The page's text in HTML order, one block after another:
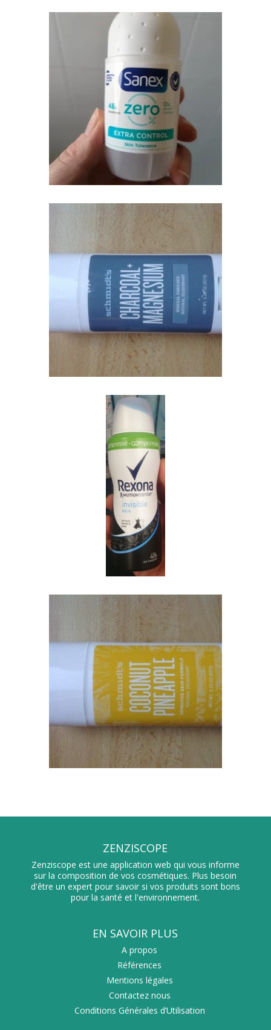
ZENZISCOPE
Zenziscope est une application web qui vous informe
sur la composition de vos cosmétiques. Plus besoin
d'être un expert pour savoir si vos produits sont bons
pour la santé et l'environnement.
EN SAVOIR PLUS
A propos
Références
Mentions légales
Contactez nous
Conditions Générales d’Utilisation